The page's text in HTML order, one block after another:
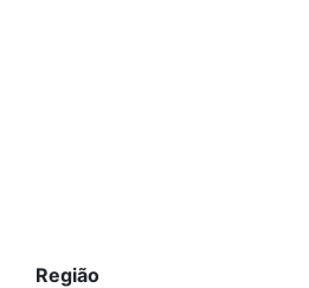
Região